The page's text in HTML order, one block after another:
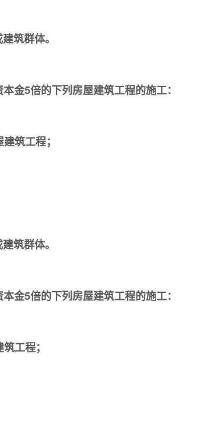
筑群体。
金5倍的下列房屋建筑工程的施工：
筑工程；
筑群体。
金5倍的下列房屋建筑工程的施工：
工程；